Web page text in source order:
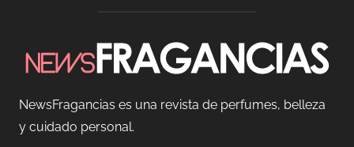
NewsFragancias es una revista de perfumes, belleza
y cuidado personal.